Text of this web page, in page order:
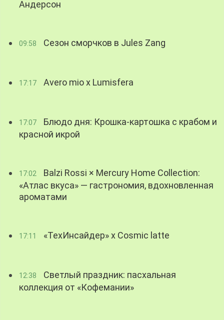
Андерсон
09:58 Сезон сморчков в Jules Zang
17:17 Avero mio x Lumisfera
17:07
Блюдо дня: Крошка-картошка с крабом и
красной икрой
17:02
Balzi Rossi × Mercury Home Collection:
«Атлас вкуса» — гастрономия, вдохновленная
ароматами
17:11 «ТехИнсайдер» х Cosmic latte
12:38
Светлый праздник: пасхальная
коллекция от «Кофемании»